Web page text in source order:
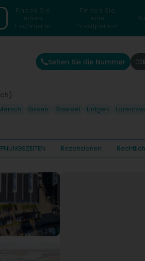
Finden Sie
einen
Fachmann
Finden Sie
eine
Privatperson
Bissen Steinsel Lintgen
Sehen Sie die Nummer
Rezensionen